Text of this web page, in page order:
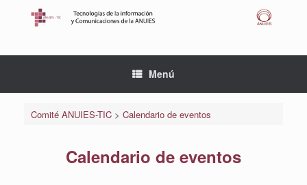
Menú
Comité ANUIES-TIC> Calendario de eventos
Calendario de eventos